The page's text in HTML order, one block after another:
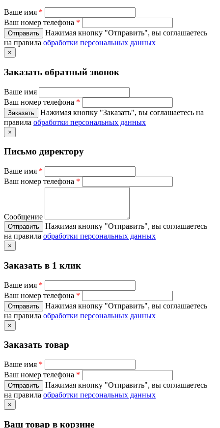
Ваше имя *
Ваш номер телефона *
Нажимая кнопку "Отправить", вы соглашаетесь
на правила обработки персональных данных
×
Заказать обратный звонок
Ваше имя
Ваш номер телефона *
Нажимая кнопку "Заказать", вы соглашаетесь на
правила обработки персональных данных
×
Письмо директору
Ваше имя *
Ваш номер телефона *
Сообщение
Нажимая кнопку "Отправить", вы соглашаетесь
на правила обработки персональных данных
×
Заказать в 1 клик
Ваше имя *
Ваш номер телефона *
Нажимая кнопку "Отправить", вы соглашаетесь
на правила обработки персональных данных
×
Заказать товар
Ваше имя *
Ваш номер телефона *
Нажимая кнопку "Отправить", вы соглашаетесь
на правила обработки персональных данных
×
Ваш товар в корзине